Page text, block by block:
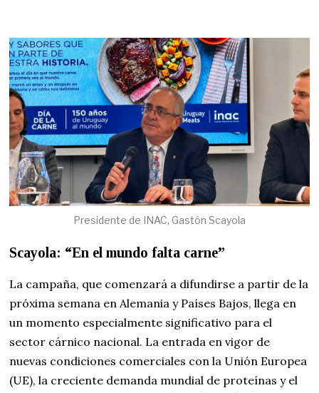
Presidente de INAC, Gastón Scayola
Scayola: “En el mundo falta carne”
La campaña, que comenzará a difundirse a partir de la
próxima semana en Alemania y Países Bajos, llega en
un momento especialmente significativo para el
sector cárnico nacional. La entrada en vigor de
nuevas condiciones comerciales con la Unión Europea
(UE), la creciente demanda mundial de proteínas y el